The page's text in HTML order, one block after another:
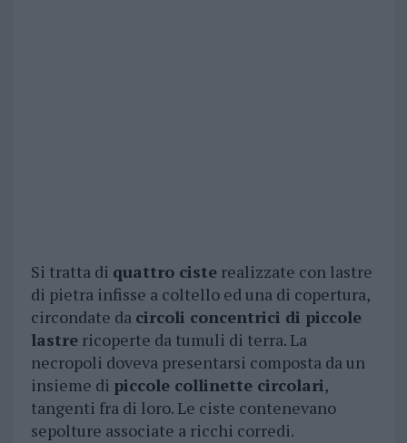
Si tratta di quattro cisterealizzate con lastre
di pietra infisse a coltello ed una di copertura,
circondate da circoli concentrici di piccole
lastrericoperte da tumuli di terra. La
necropoli doveva presentarsi composta da un
insieme di piccole collinette circolari,
tangenti fra di loro. Le ciste contenevano
sepolture associate a ricchi corredi.